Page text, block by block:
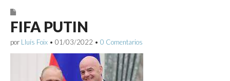
FIFA PUTIN
por Lluís Foix • 01/03/2022 • 0 Comentarios